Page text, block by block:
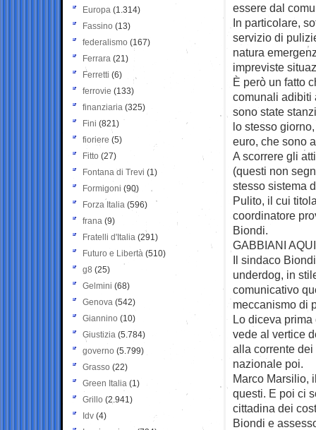
essere dal
In particolare,
servizio di
natura
impreviste
È però un fatto
comunali adibiti
sono state
lo stesso
euro, che sono
A scorrere gli
(questi non
stesso sistema
Pulito, il cui
coordinatore
Biondi.
GABBIANI
Il sindaco
underdog, in
comunicativo
meccanismo di
Lo diceva
vede al vertice
alla corrente
nazionale poi.
Marco Marsilio,
questi. E poi ci
cittadina dei
Biondi e
Europa (1.314)
Fassino (13)
federalismo (167)
Ferrara (21)
Ferretti (6)
ferrovie (133)
finanziaria (325)
Fini (821)
fioriere (5)
Fitto (27)
Fontana di Trevi (1)
Formigoni (90)
Forza Italia (596)
frana (9)
Fratelli d'Italia (291)
Futuro e Libertà (510)
g8 (25)
Gelmini (68)
Genova (542)
Giannino (10)
Giustizia (5.784)
governo (5.799)
Grasso (22)
Green Italia (1)
Grillo (2.941)
Idv (4)